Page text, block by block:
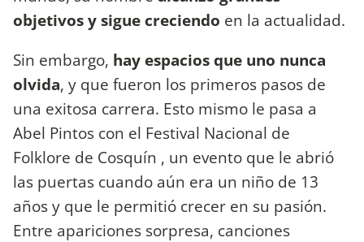
objetivos y sigue creciendo en la actualidad.
Sin embargo, hay espacios que uno nunca
olvida, y que fueron los primeros pasos de
una exitosa carrera. Esto mismo le pasa a
Abel Pintos con el Festival Nacional de
Folklore de Cosquín , un evento que le abrió
las puertas cuando aún era un niño de 13
años y que le permitió crecer en su pasión.
Entre apariciones sorpresa, canciones